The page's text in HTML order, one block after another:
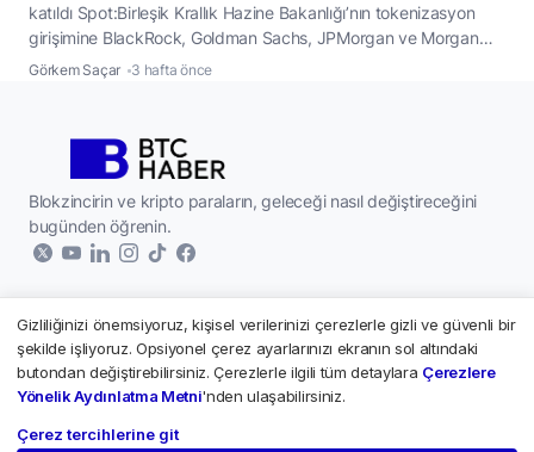
katıldı Spot:Birleşik Krallık Hazine Bakanlığı’nın tokenizasyon
girişimine BlackRock, Goldman Sachs, JPMorgan ve Morgan
Stanley’nin de aralarında bulunduğu 54 finans kuruluşu
finansal piyasalarda tokenizasyon teknolojisinin kullanımını
hızlandırmak amacıyla önemli bir girişim başlattı. HM
Görkem Saçar 3 hafta önce
Blokzincirin ve kripto paraların, geleceği nasıl değiştireceğini
bugünden öğrenin.
Kurumsal
Hakkımızda
Kripto Paralar
Paribu - Piyasalar
Gizliliğinizi önemsiyoruz, kişisel verilerinizi çerezlerle gizli ve güvenli bir
şekilde işliyoruz. Opsiyonel çerez ayarlarınızı ekranın sol altındaki
butondan değiştirebilirsiniz. Çerezlerle ilgili tüm detaylara Çerezlere
Yönelik Aydınlatma Metni'nden ulaşabilirsiniz.
Çerez tercihlerine git